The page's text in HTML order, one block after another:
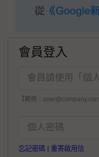
會員登入
【範例：user@company.com
忘記密碼 重寄啟用信